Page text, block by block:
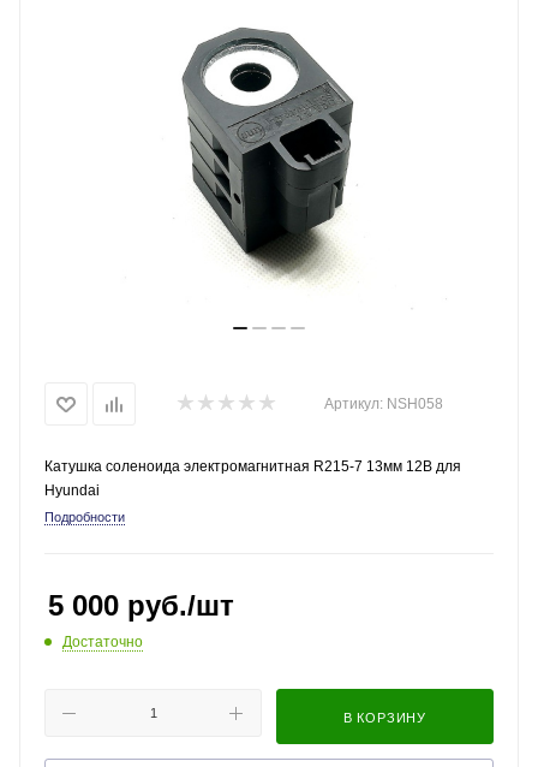
Артикул: NSH058
Катушка соленоида электромагнитная R215-7 13мм 12В для
Hyundai
Подробности
5 000 руб./шт
Достаточно
В КОРЗИНУ